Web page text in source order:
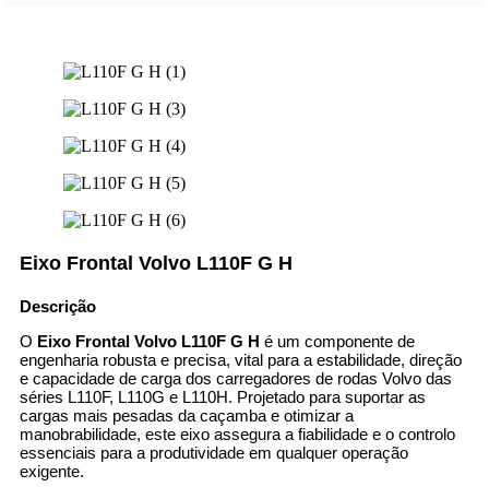
Eixo Frontal Volvo L110F G H
Descrição
O Eixo Frontal Volvo L110F G H é um componente de
engenharia robusta e precisa, vital para a estabilidade, direção
e capacidade de carga dos carregadores de rodas Volvo das
séries L110F, L110G e L110H. Projetado para suportar as
cargas mais pesadas da caçamba e otimizar a
manobrabilidade, este eixo assegura a fiabilidade e o controlo
essenciais para a produtividade em qualquer operação
exigente.